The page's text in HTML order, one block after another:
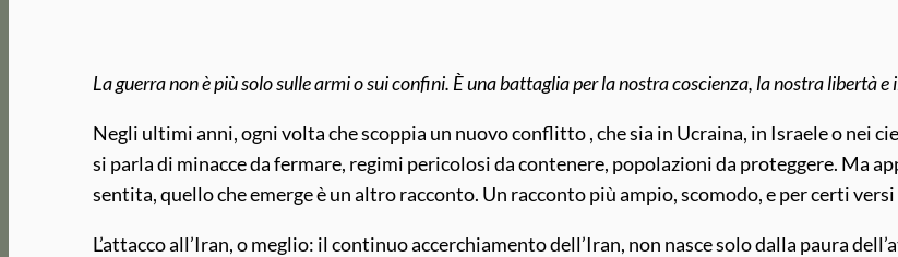
La guerra non è più solo sulle armi o sui confini. È una battaglia per la nostra coscienza, la nostra libertà
Negli ultimi anni, ogni volta che scoppia un nuovo conflitto , che sia in Ucraina, in Israele o nei
si parla di minacce da fermare, regimi pericolosi da contenere, popolazioni da proteggere. Ma
sentita, quello che emerge è un altro racconto. Un racconto più ampio, scomodo, e per certi
L’attacco all’Iran, o meglio: il continuo accerchiamento dell’Iran, non nasce solo dalla paura